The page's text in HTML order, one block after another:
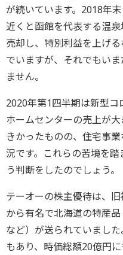
が続いています。2018年
近くと函館を代表する温
売却し、特別利益を上げ
でいますが、それでもい
ません。
2020年第1四半期は新型
ホームセンターの売上が
きかったものの、住宅事
況です。これらの苦境を
う判断をしたのでしょう。
テーオーの株主優待は、
から有名で北海道の特産
など）が送られていまし
もあり、時価総額20億円